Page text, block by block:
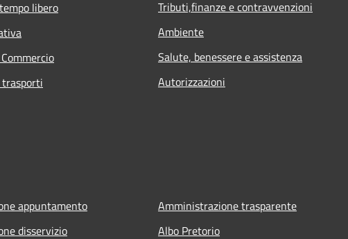
libero
Tributi,finanze e contravvenzioni
Ambiente
Salute, benessere e assistenza
Autorizzazioni
appuntamento
disservizio
Amministrazione trasparente
Albo Pretorio